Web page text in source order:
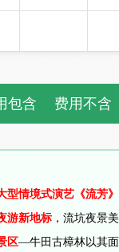
包含 费用不含
型情境式演艺《流芳》
游新地标 ，流坑夜景
区—牛田古樟林以其面